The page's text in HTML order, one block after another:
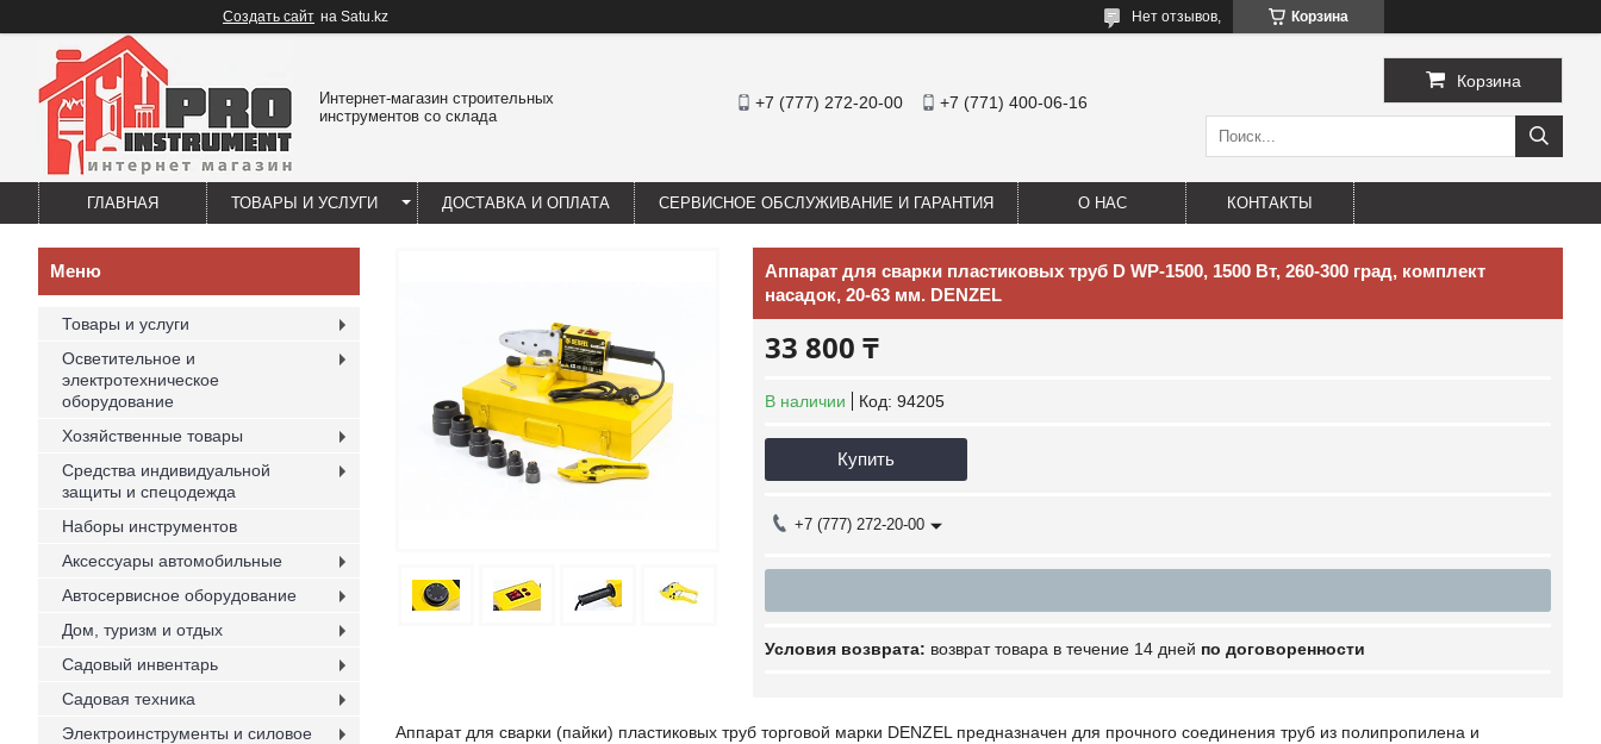
Создать сайт на Satu.kz Корзина
Нет отзывов,
Интернет-магазин строительных
инструментов со склада
+7 (777) 272-20-00 +7 (771) 400-06-16
Корзина
ГЛАВНАЯ ТОВАРЫ И УСЛУГИ ДОСТАВКА И ОПЛАТА СЕРВИСНОЕ ОБСЛУЖИВАНИЕ И ГАРАНТИЯ О НАС КОНТАКТЫ
Аппарат для сварки пластиковых труб D WP-1500, 1500 Вт, 260-300 град, комплект
насадок, 20-63 мм. DENZEL
33 800 ₸
В наличии Код: 94205
Купить
+7 (777) 272-20-00
возврат товара в течение 14 дней по договоренности
Аппарат для сварки (пайки) пластиковых труб торговой марки DENZEL предназначен для прочного соединения труб из полипропилена и
Товары и услуги
Осветительное и
электротехническое
оборудование
Хозяйственные товары
Средства индивидуальной
защиты и спецодежда
Наборы инструментов
Аксессуары автомобильные
Автосервисное оборудование
Дом, туризм и отдых
Садовый инвентарь
Садовая техника
Электроинструменты и силовое